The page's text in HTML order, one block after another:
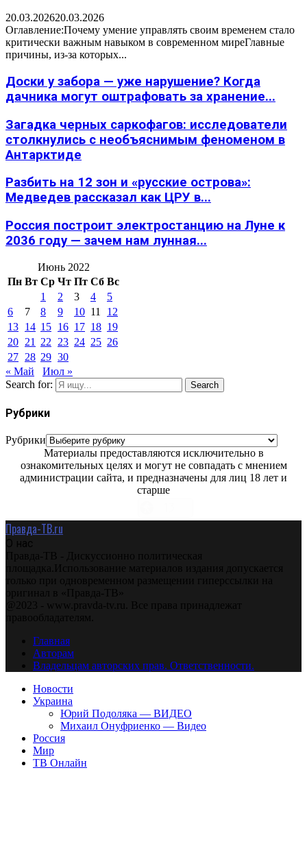
20.03.202620.03.2026
Оглавление:Почему умение управлять своим временем стало
критически важным навыком в современном миреГлавные
причины, из-за которых...
Доски у забора — уже нарушение? Когда
дачника могут оштрафовать за хранение...
Загадка черных саркофагов: исследователи
столкнулись с необъяснимым феноменом в
Антарктиде
Разбить на 12 зон и «русские острова»:
Медведев рассказал как ЦРУ в...
Россия построит электростанцию на Луне к
2036 году — зачем нам лунная...
Июнь 2022
Пн Вт Ср Чт Пт Сб Вс
1
2 3 4
5
6
7 8 9 10 11
12
13 14 15 16 17 18 19
20 21 22 23 24 25 26
27 28 29 30
« Май
Июл »
Search for:
Search
Рубрики
Рубрики
Материалы предоставляются исключительно в
ознакомительных целях и могут не совпадать с мнением
администрации сайта, и предназначены для лиц 18 лет и
старше
Правда-ТВ.ru
О нас
Правда-ТВ - Дискуссионно политическая
площадка.Использование материалов издания допускается
только при одновременном размещении гиперссылки на
оригинал в «Правда-ТВ»
@2023 - www.pravda-tv.ru. Все права принадлежат
правообладателям.
Главная
Авторам
Владельцам авторских прав. Ответственности.
Новости
Украина
Юрий Подоляка — ВИДЕО
Михаил Онуфриенко — Видео
Россия
Мир
ТВ Онлайн